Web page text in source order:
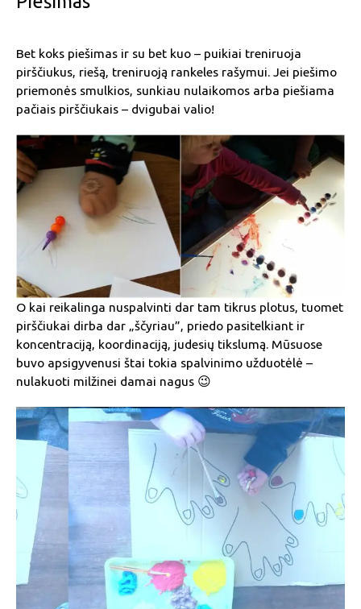
Bet koks piešimas ir su bet kuo – puikiai treniruoja
pirščiukus, riešą, treniruoją rankeles rašymui. Jei piešimo
priemonės smulkios, sunkiau nulaikomos arba piešiama
pačiais pirščiukais – dvigubai valio!
O kai reikalinga nuspalvinti dar tam tikrus plotus, tuomet
pirščiukai dirba dar „ščyriau”, priedo pasitelkiant ir
koncentraciją, koordinaciją, judesių tikslumą. Mūsuose
buvo apsigyvenusi štai tokia spalvinimo užduotėlė –
nulakuoti milžinei damai nagus 😉